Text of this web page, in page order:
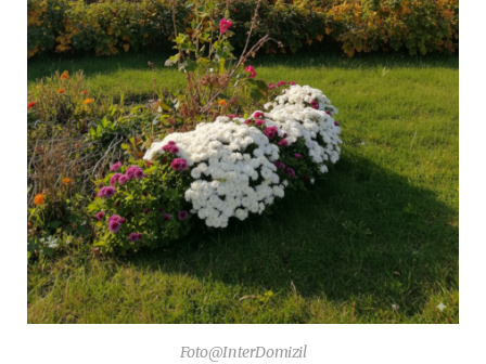
Foto@InterDomizil